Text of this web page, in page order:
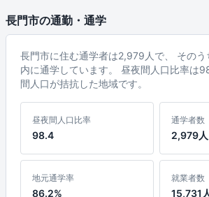
長門市の通勤・通学
長門市に住む通学者は2,979人で、 その
内に通学しています。 昼夜間人口比率は
間人口が拮抗した地域です。
昼夜間人口比率
98.4
通学者数
2,979人
地元通学率
86.2%
就業者数
15,731